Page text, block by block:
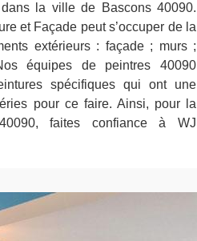
la ville de Bascons 40090.
et Façade peut s’occuper de la
extérieurs : façade ; murs ;
équipes de peintres 40090
spécifiques qui ont une
pour ce faire. Ainsi, pour la
faites confiance à WJ